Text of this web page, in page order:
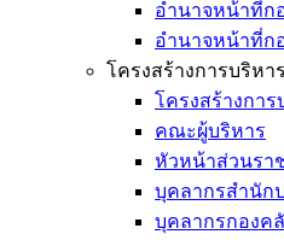
อำนาจหน้าที่ก
อำนาจหน้าที่ก
โครงสร้างการบริหาร
โครงสร้างกา
คณะผู้บริหาร
หัวหน้าส่วนรา
บุคลากรสำนัก
บุคลากรกองค